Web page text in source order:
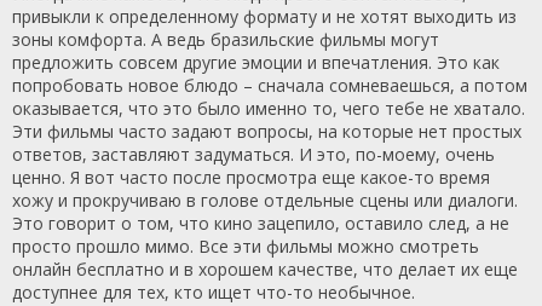
привыкли к определенному формату и не хотят выходить из
зоны комфорта. А ведь бразильские фильмы могут
предложить совсем другие эмоции и впечатления. Это как
попробовать новое блюдо – сначала сомневаешься, а потом
оказывается, что это было именно то, чего тебе не хватало.
Эти фильмы часто задают вопросы, на которые нет простых
ответов, заставляют задуматься. И это, по-моему, очень
ценно. Я вот часто после просмотра еще какое-то время
хожу и прокручиваю в голове отдельные сцены или диалоги.
Это говорит о том, что кино зацепило, оставило след, а не
просто прошло мимо. Все эти фильмы можно смотреть
онлайн бесплатно и в хорошем качестве, что делает их еще
доступнее для тех, кто ищет что-то необычное.